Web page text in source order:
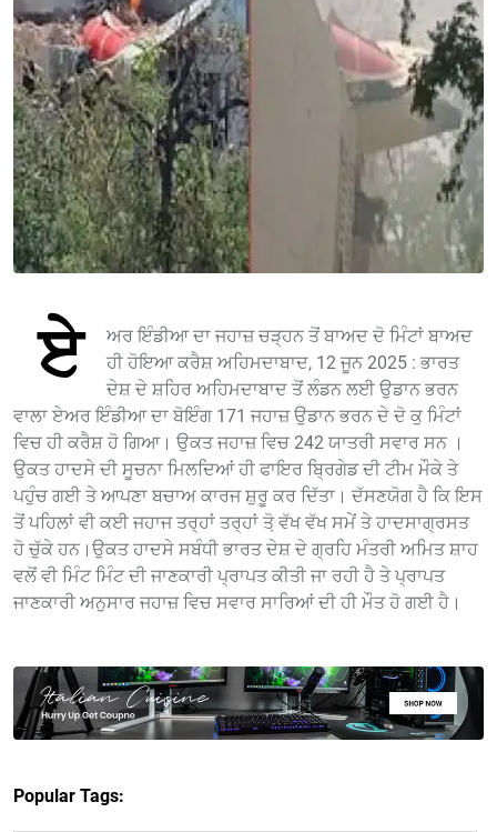
ਏ
ਅਰ ਇੰਡੀਆ ਦਾ ਜਹਾਜ਼ ਚੜ੍ਹਨ ਤੋਂ ਬਾਅਦ ਦੋ ਮਿੰਟਾਂ ਬਾਅਦ
ਹੀ ਹੋਇਆ ਕਰੈਸ਼ ਅਹਿਮਦਾਬਾਦ, 12 ਜੂਨ 2025 : ਭਾਰਤ
ਦੇਸ਼ ਦੇ ਸ਼ਹਿਰ ਅਹਿਮਦਾਬਾਦ ਤੋਂ ਲੰਡਨ ਲਈ ਉਡਾਨ ਭਰਨ
ਵਾਲਾ ਏਅਰ ਇੰਡੀਆ ਦਾ ਬੋਇੰਗ 171 ਜਹਾਜ਼ ਉਡਾਨ ਭਰਨ ਦੇ ਦੋ ਕੁ ਮਿੰਟਾਂ
ਵਿਚ ਹੀ ਕਰੈਸ਼ ਹੋ ਗਿਆ। ਉਕਤ ਜਹਾਜ਼ ਵਿਚ 242 ਯਾਤਰੀ ਸਵਾਰ ਸਨ ।
ਉਕਤ ਹਾਦਸੇ ਦੀ ਸੂਚਨਾ ਮਿਲਦਿਆਂ ਹੀ ਫਾਇਰ ਬ੍ਰਿਗੇਡ ਦੀ ਟੀਮ ਮੌਕੇ ਤੇ
ਪਹੁੰਚ ਗਈ ਤੇ ਆਪਣਾ ਬਚਾਅ ਕਾਰਜ ਸ਼ੁਰੂ ਕਰ ਦਿੱਤਾ। ਦੱਸਣਯੋਗ ਹੈ ਕਿ ਇਸ
ਤੋਂ ਪਹਿਲਾਂ ਵੀ ਕਈ ਜਹਾਜ ਤਰ੍ਹਾਂ ਤਰ੍ਹਾਂ ਤੋ਼ ਵੱਖ ਵੱਖ ਸਮੇਂ ਤੇ ਹਾਦਸਾਗ੍ਰਸਤ
ਹੋ ਚੁੱਕੇ ਹਨ।ਉਕਤ ਹਾਦਸੇ ਸਬੰਧੀ ਭਾਰਤ ਦੇਸ਼ ਦੇ ਗ੍ਰਹਿ ਮੰਤਰੀ ਅਮਿਤ ਸ਼ਾਹ
ਵਲੋਂ ਵੀ ਮਿੰਟ ਮਿੰਟ ਦੀ ਜਾਣਕਾਰੀ ਪ੍ਰਾਪਤ ਕੀਤੀ ਜਾ ਰਹੀ ਹੈ ਤੇ ਪ੍ਰਾਪਤ
ਜਾਣਕਾਰੀ ਅਨੁਸਾਰ ਜਹਾਜ਼ ਵਿਚ ਸਵਾਰ ਸਾਰਿਆਂ ਦੀ ਹੀ ਮੌਤ ਹੋ ਗਈ ਹੈ।
Popular Tags: